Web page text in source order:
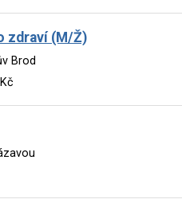
zdraví (M/Ž)
Brod